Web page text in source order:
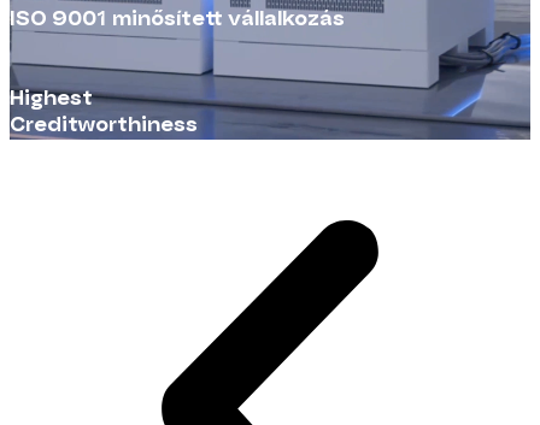
ISO 9001 minősített vállalkozás
Highest
Creditworthiness